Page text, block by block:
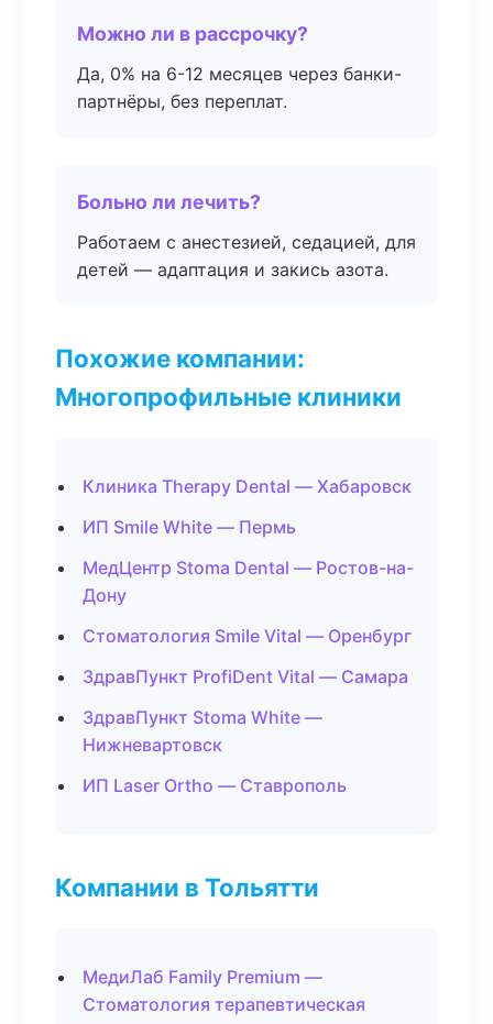
Можно ли в рассрочку?
Да, 0% на 6-12 месяцев через банки-
партнёры, без переплат.
Больно ли лечить?
Работаем с анестезией, седацией, для
детей — адаптация и закись азота.
Похожие компании:
Многопрофильные клиники
Клиника Therapy Dental — Хабаровск
ИП Smile White — Пермь
МедЦентр Stoma Dental — Ростов-на-
Дону
Стоматология Smile Vital — Оренбург
ЗдравПункт ProfiDent Vital — Самара
ЗдравПункт Stoma White —
Нижневартовск
ИП Laser Ortho — Ставрополь
Компании в Тольятти
МедиЛаб Family Premium —
Стоматология терапевтическая